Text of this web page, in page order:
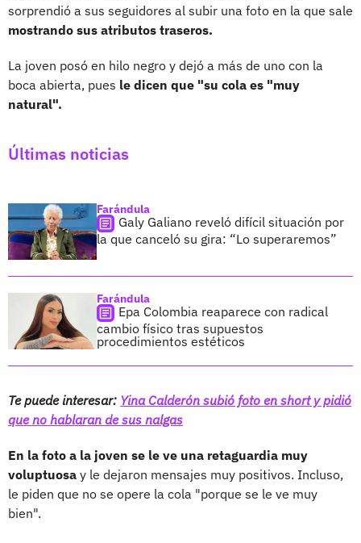
sorprendió a sus seguidores al subir una foto en la que sale
mostrando sus atributos traseros.
La joven posó en hilo negro y dejó a más de uno con la
boca abierta, pues le dicen que "su cola es "muy
natural".
Últimas noticias
Farándula
Galy Galiano reveló difícil situación por
la que canceló su gira: “Lo superaremos”
Farándula
Epa Colombia reaparece con radical
cambio físico tras supuestos
procedimientos estéticos
Te puede interesar: Yina Calderón subió foto en short y pidió
que no hablaran de sus nalgas
En la foto a la joven se le ve una retaguardia muy
voluptuosa y le dejaron mensajes muy positivos. Incluso,
le piden que no se opere la cola "porque se le ve muy
bien".